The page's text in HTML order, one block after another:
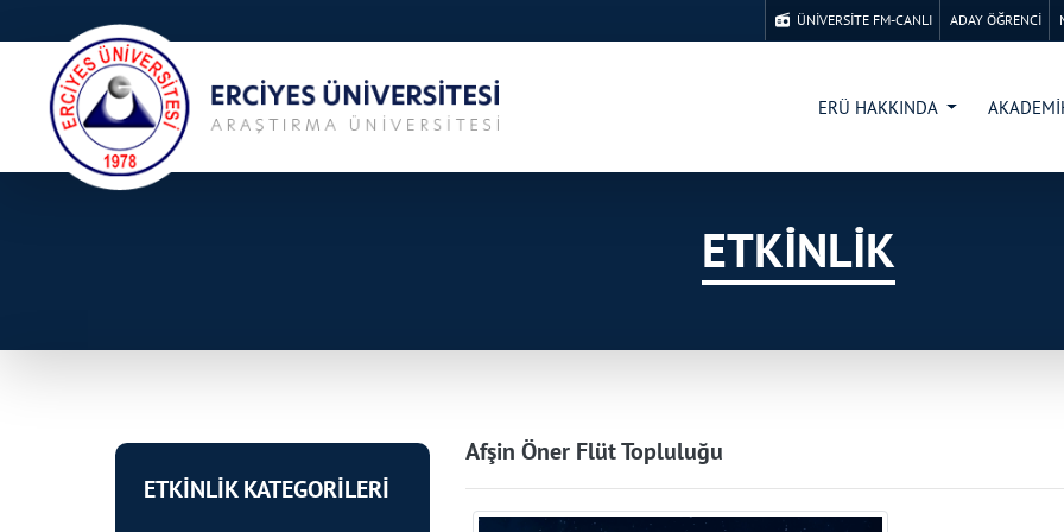
ÜNİVERSİTE FM-CANLI ADAY ÖĞRENCİ
ERÜ HAKKINDA
ETKİNLİK
ETKİNLİK KATEGORİLERİ
Afşin Öner Flüt Topluluğu